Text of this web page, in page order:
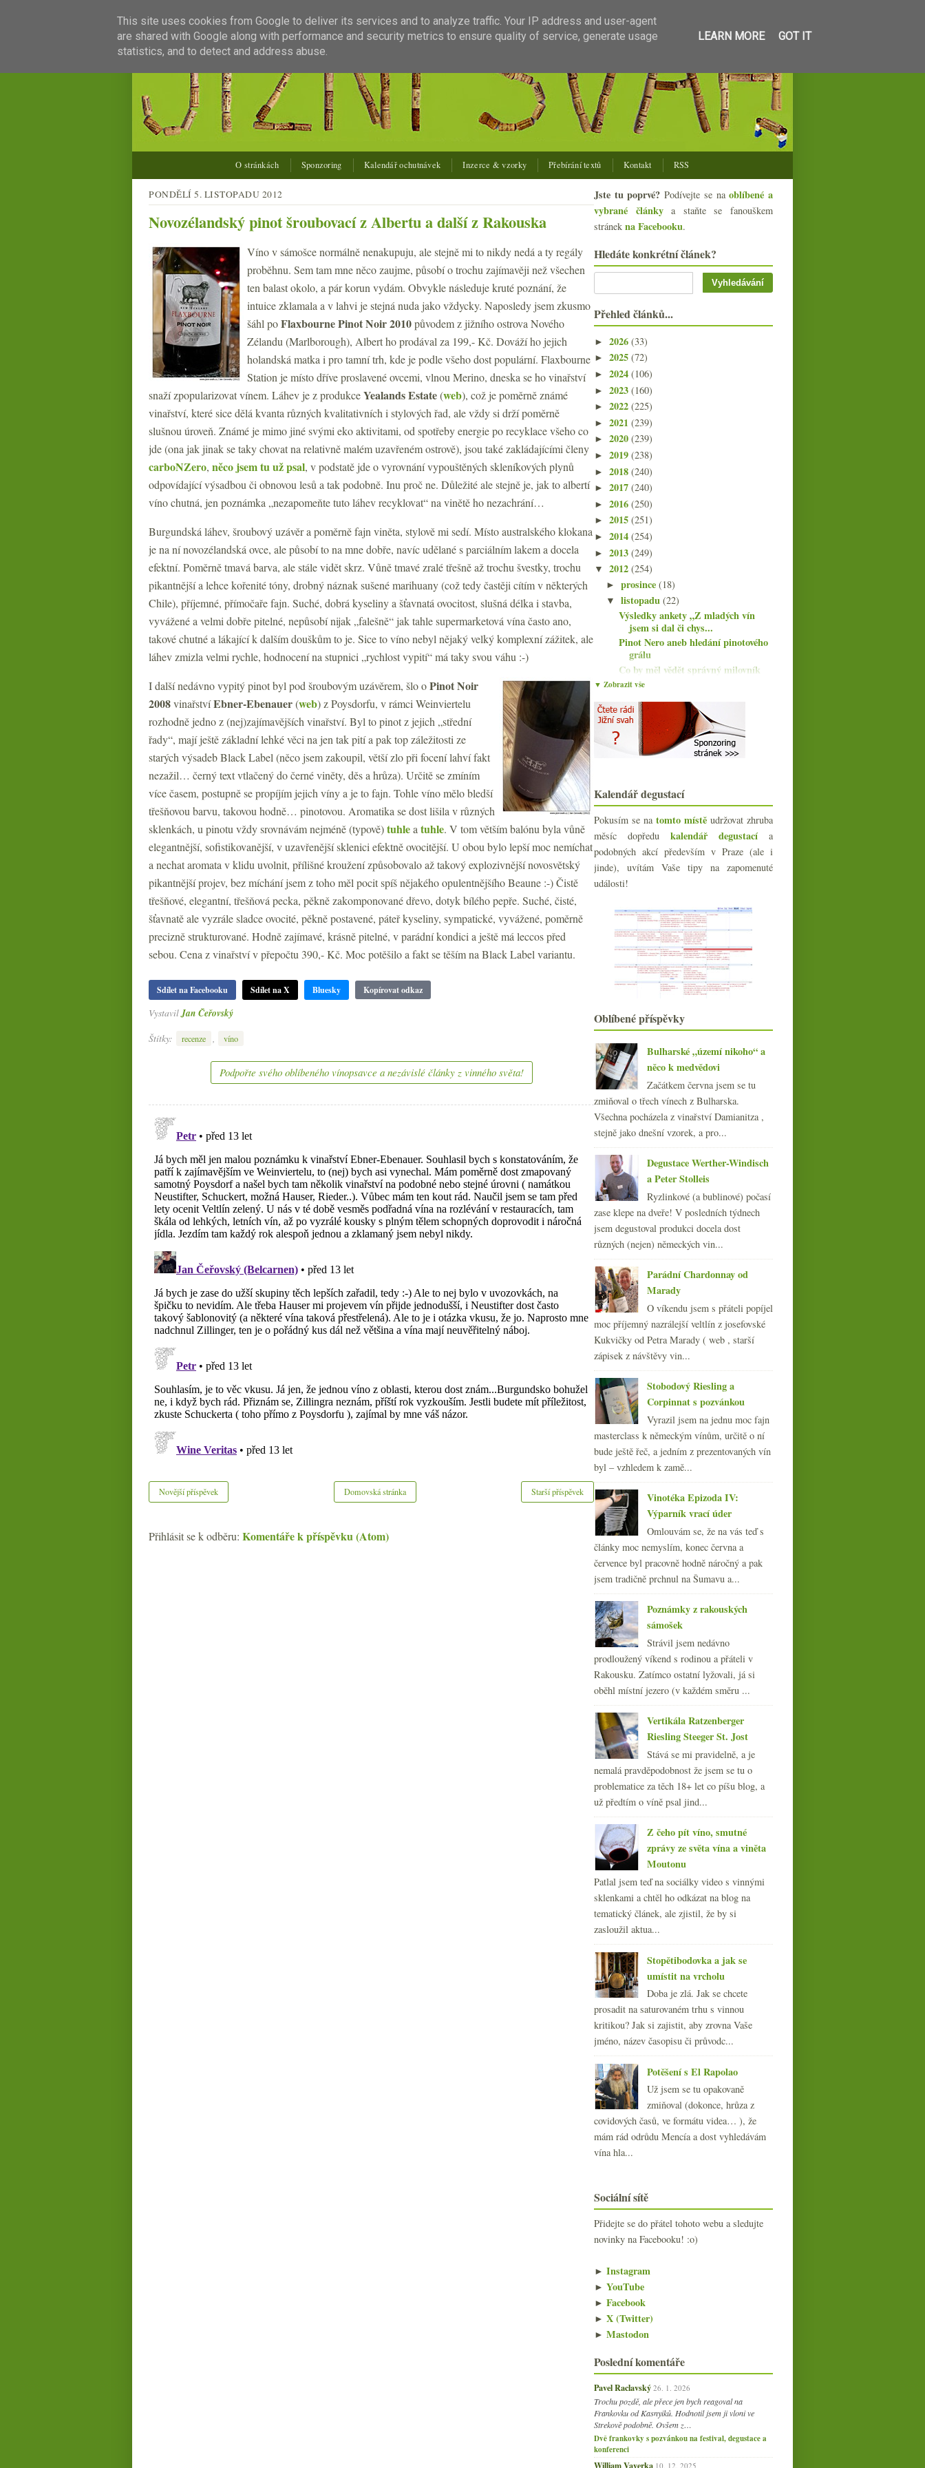
O stránkách Sponzoring Kalendář ochutnávek Inzerce & vzorky Přebírání textů Kontakt RSS
PONDĚLÍ 5. LISTOPADU 2012
Novozélandský pinot šroubovací z Albertu a další z Rakouska
Víno v sámošce normálně nenakupuju, ale stejně mi to nikdy nedá a ty regály
proběhnu. Sem tam mne něco zaujme, působí o trochu zajímavěji než všechen
ten balast okolo, a pár korun vydám. Obvykle následuje kruté poznání, že
intuice zklamala a v lahvi je stejná nuda jako vždycky. Naposledy jsem zkusmo
šáhl poFlaxbourne Pinot Noir 2010původem z jižního ostrova Nového
Zélandu (Marlborough), Albert ho prodával za 199,- Kč. Dováží ho jejich
holandská matka i pro tamní trh, kde je podle všeho dost populární. Flaxbourne
Station je místo dříve proslavené ovcemi, vlnou Merino, dneska se ho vinařství
snaží zpopularizovat vínem. Láhev je z produkceYealands Estate(web), což je poměrně známé
vinařství, které sice dělá kvanta různých kvalitativních i stylových řad, ale vždy si drží poměrně
slušnou úroveň. Známé je mimo jiné svými eko aktivitami, od spotřeby energie po recyklace všeho co
jde (ona jak jinak se taky chovat na relativně malém uzavřeném ostrově), jsou také zakládajícími členy
carboNZero, něco jsem tu už psal, v podstatě jde o vyrovnání vypouštěných skleníkových plynů
odpovídající výsadbou či obnovou lesů a tak podobně. Inu proč ne. Důležité ale stejně je, jak to albertí
víno chutná, jen poznámka „nezapomeňte tuto láhev recyklovat“ na vinětě ho nezachrání…
Burgundská láhev, šroubový uzávěr a poměrně fajn viněta, stylově mi sedí. Místo australského klokana
je na ní novozélandská ovce, ale působí to na mne dobře, navíc udělané s parciálním lakem a docela
efektní. Poměrně tmavá barva, ale stále vidět skrz. Vůně tmavé zralé třešně až trochu švestky, trochu
pikantnější a lehce kořenité tóny, drobný náznak sušené marihuany (což tedy častěji cítím v některých
Chile), příjemné, přímočaře fajn. Suché, dobrá kyseliny a šťavnatá ovocitost, slušná délka i stavba,
vyvážené a velmi dobře pitelné, nepůsobí nijak „falešně“ jak tahle supermarketová vína často ano,
takové chutné a lákající k dalším douškům to je. Sice to víno nebyl nějaký velký komplexní zážitek, ale
láhev zmizla velmi rychle, hodnocení na stupnici „rychlost vypití“ má taky svou váhu :-)
I další nedávno vypitý pinot byl pod šroubovým uzávěrem, šlo oPinot Noir
2008vinařstvíEbner-Ebenauer(web) z Poysdorfu, v rámci Weinviertelu
rozhodně jedno z (nej)zajímavějších vinařství. Byl to pinot z jejich „střední
řady“, mají ještě základní lehké věci na jen tak pití a pak top záležitosti ze
starých výsadeb Black Label (něco jsem zakoupil, větší zlo při focení lahví fakt
nezažil… černý text vtlačený do černé viněty, děs a hrůza). Určitě se zmíním
více časem, postupně se propíjím jejich víny a je to fajn. Tohle víno mělo bledší
třešňovou barvu, takovou hodně… pinotovou. Aromatika se dost lišila v různých
sklenkách, u pinotu vždy srovnávám nejméně (typově)tuhlea tuhle. V tom větším balónu byla vůně
elegantnější, sofistikovanější, v uzavřenější sklenici efektně ovocitější. U obou bylo lepší moc nemíchat
a nechat aromata v klidu uvolnit, přílišné kroužení způsobovalo až takový explozivnější novosvětský
pikantnější projev, bez míchání jsem z toho měl pocit spíš nějakého opulentnějšího Beaune :-) Čistě
třešňové, elegantní, třešňová pecka, pěkně zakomponované dřevo, dotyk bílého pepře. Suché, čisté,
šťavnatě ale vyzrále sladce ovocité, pěkně postavené, páteř kyseliny, sympatické, vyvážené, poměrně
precizně strukturované. Hodně zajímavé, krásně pitelné, v parádní kondici a ještě má leccos před
sebou. Cena z vinařství v přepočtu 390,- Kč. Moc potěšilo a fakt se těším na Black Label variantu.
Sdílet na Facebooku Sdílet na X Bluesky Kopírovat odkaz
VystavilJan Čeřovský
Štítky:
recenze víno
Podpořte svého oblíbeného vínopsavce a nezávislé články z vinného světa!
Novější příspěvek Starší příspěvek
Domovská stránka
Přihlásit se k odběru: Komentáře k příspěvku (Atom)
Jste tu poprvé? Podívejte se naoblíbené a
vybrané článkya staňte se fanouškem
stránek na Facebooku.
Hledáte konkrétní článek?
Přehled článků...
► 2026 (33)
► 2025 (72)
► 2024 (106)
► 2023 (160)
► 2022 (225)
► 2021 (239)
► 2020 (239)
► 2019 (238)
► 2018 (240)
► 2017 (240)
► 2016 (250)
► 2015 (251)
► 2014 (254)
► 2013 (249)
▼ 2012 (254)
►prosince(18)
▼listopadu(22)
Výsledky ankety „Z mladých vín
jsem si dal či chys...
Pinot Nero aneb hledání pinotového
grálu
Co by měl vědět správný milovník
vín
Rebula kontra Jakot
Kouzlo starých ročníků
Vínomilci pivem nepohrdnou
Naposledy mlaďoši a jedno starší
oranžových vín
Špigle podzimní s pár fotkami
Výsledky ankety „Z pálenek si
nejraději dám“
Le Beaujolais nouveau 2012 est
arrivé!
O odlepování vinět
Kyselé Lužiny“
Blanc de Champagne Exhibition
2012
Uzrálý Alibernet od Františka
Mádla, degustace sor...
Burčák, mladá vína, hodnocení
ryzlinků…
Francie
O trpící ale chápavé manželce
Novozélandský pinot šroubovací z
Albertu a další z...
Champagne Fleury aneb
biodynamické bubliny
Výsledky ankety „Plošný zákaz
kouření v restaurací...
►října(23)
►září(19)
►srpna(23)
► července(20)
►června(21)
►května(21)
►dubna(20)
►března(23)
►února(21)
►ledna (23)
►2011(252)
►2010(249)
►2009(249)
►2008 (270)
►2007 (108)
▼ Zobrazit vše
Kalendář degustací
Pokusím se na tomto místě udržovat zhruba
měsíc dopředu kalendář degustacía
podobných akcí především v Praze (ale i
jinde), uvítám Vaše tipy na zapomenuté
události!
Oblíbené příspěvky
Bulharské „území nikoho“ a
něco k medvědovi
Začátkem června jsem se tu
zmiňoval o třech vínech z Bulharska.
Všechna pocházela z vinařství Damianitza ,
stejně jako dnešní vzorek, a pro...
Degustace Werther-Windisch
a Peter Stolleis
Ryzlinkové (a bublinové) počasí
zase klepe na dveře! V posledních týdnech
jsem degustoval produkci docela dost
různých (nejen) německých vin...
Parádní Chardonnay od
Marady
O víkendu jsem s přáteli popíjel
moc příjemný nazrálejší veltlín z josefovské
Kukvičky od Petra Marady ( web , starší
zápisek z návštěvy vin...
Stobodový Riesling a
Corpinnat s pozvánkou
Vyrazil jsem na jednu moc fajn
masterclass k německým vínům, určitě o ní
bude ještě řeč, a jedním z prezentovaných vín
byl – vzhledem k zamě...
Vinotéka Epizoda IV:
Výparník vrací úder
Omlouvám se, že na vás teď s
články moc nemyslím, konec června a
července byl pracovně hodně náročný a pak
jsem tradičně prchnul na Šumavu a...
Poznámky z rakouských
sámošek
Strávil jsem nedávno
prodloužený víkend s rodinou a přáteli v
Rakousku. Zatímco ostatní lyžovali, já si
oběhl místní jezero (v každém směru ...
Vertikála Ratzenberger
Riesling Steeger St. Jost
Stává se mi pravidelně, a je
nemalá pravděpodobnost že jsem se tu o
problematice za těch 18+ let co píšu blog, a
už předtím o víně psal jind...
Z čeho pít víno, smutné
zprávy ze světa vína a viněta
Moutonu
Patlal jsem teď na sociálky video s vinnými
sklenkami a chtěl ho odkázat na blog na
tematický článek, ale zjistil, že by si
zasloužil aktua...
Stopětibodovka a jak se
umístit na vrcholu
Doba je zlá. Jak se chcete
prosadit na saturovaném trhu s vinnou
kritikou? Jak si zajistit, aby zrovna Vaše
jméno, název časopisu či průvodc...
Potěšení s El Rapolao
Už jsem se tu opakovaně
zmiňoval (dokonce, hrůza z
covidových časů, ve formátu videa… ), že
mám rád odrůdu Mencía a dost vyhledávám
vína hla...
Sociální sítě
Přidejte se do přátel tohoto webu a sledujte
novinky na Facebooku! :o)
► Instagram
► YouTube
► Facebook
► X (Twitter)
► Mastodon
Poslední komentáře
Pavel Raclavský 26. 1. 2026
Trochu pozdě, ale přece jen bych reagoval na
Frankovku od Kasnyiků. Hodnotil jsem ji vloni ve
Strekově podobně. Ovšem z…
Dvě frankovky s pozvánkou na festival, degustace a
konferenci
William Vaverka 10. 12. 2025
This site uses cookies from Google to deliver its services and to analyze traffic. Your IP address and user-agent
are shared with Google along with performance and security metrics to ensure quality of service, generate usage
statistics, and to detect and address abuse.
LEARN MORE GOT IT